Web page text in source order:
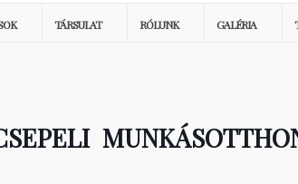
TÁRSULAT RÓLUNK GALÉRIA